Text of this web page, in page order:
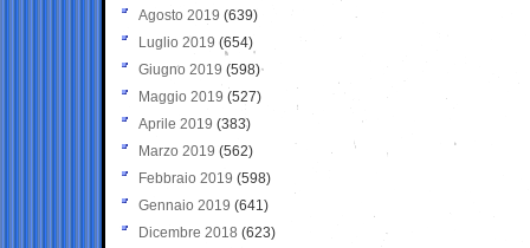
Agosto 2019 (639)
Luglio 2019 (654)
Giugno 2019 (598)
Maggio 2019 (527)
Aprile 2019 (383)
Marzo 2019 (562)
Febbraio 2019 (598)
Gennaio 2019 (641)
Dicembre 2018 (623)